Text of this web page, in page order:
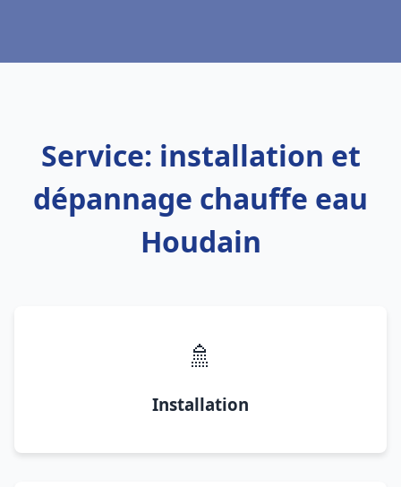
Service: installation et
dépannage chauffe eau
Houdain
🚿
Installation